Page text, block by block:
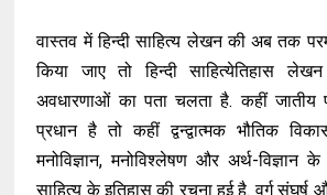
वास्तव में हिन्दी साहित्य लेखन की अब तक
किया जाए तो हिन्दी साहित्येतिहास
अवधारणाओं का पता चलता है. कहीं जातीय
प्रधान है तो कहीं द्वन्द्वात्मक भौतिक
मनोविज्ञान, मनोविश्लेषण और अर्थ-विज्ञान
साहित्य के इतिहास की रचना हुई है. वर्ग